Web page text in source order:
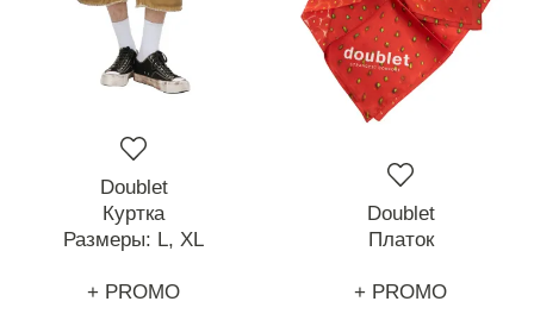
Doublet
Куртка
Размеры: L, XL
+ PROMO
Doublet
Платок
+ PROMO